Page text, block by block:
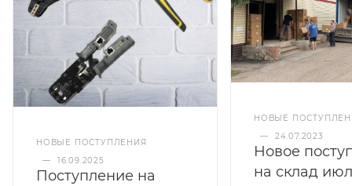
НОВЫЕ ПОСТУПЛЕНИЯ
—
16.09.2025
Поступление на
НОВЫЕ
—
24.07.2023
Новое
на склад